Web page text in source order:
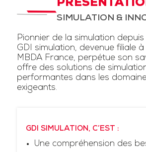
SIMULATION &
Pionnier de la simulation
GDI simulation, devenue filiale à
MBDA France, perpétue son
offre des solutions de
performantes dans les
exigeants.
GDI SIMULATION, C’EST :
Une compréhension des